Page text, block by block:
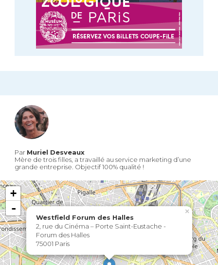
Par Muriel Desveaux
Mère de trois filles, a travaillé au service marketing d’une
grande entreprise. Objectif 100% qualité !
×
Westfield Forum des Halles
2, rue du Cinéma – Porte Saint-Eustache -
Forum des Halles
75001 Paris
+
-